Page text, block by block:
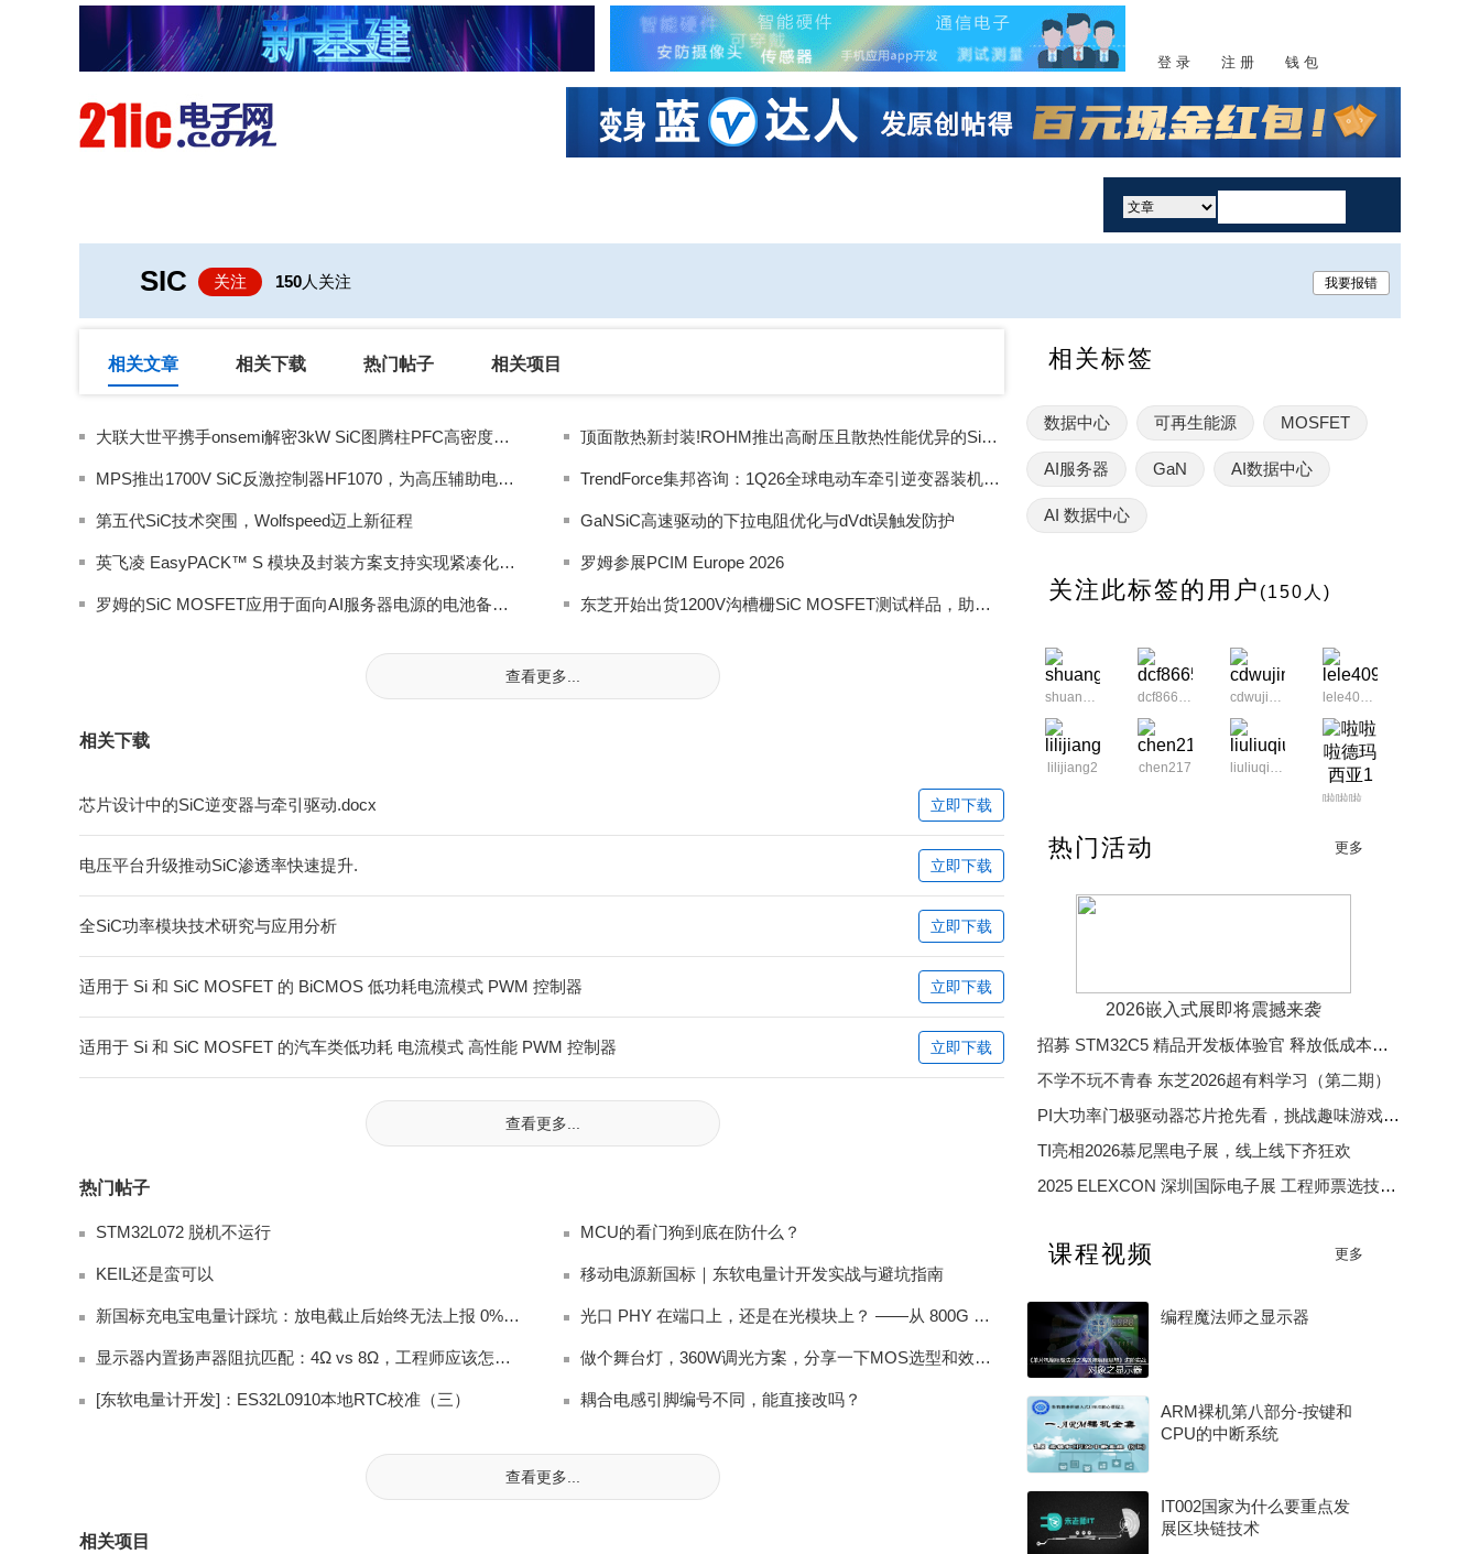
登 录 注 册 钱 包
SIC 关注 150人关注 我要报错
相关文章 相关下载 热门帖子 相关项目
大联大世平携手onsemi解密3kW SiC图腾柱PFC高密度电源设计挑战 顶面散热新封装!ROHM推出高耐压且散热性能优异的SiC MOSFET
MPS推出1700V SiC反激控制器HF1070，为高压辅助电源带来高效新方案 TrendForce集邦咨询：1Q26全球电动车牵引逆变器装机量淡季具韧性，高压化成发展主轴
第五代SiC技术突围，Wolfspeed迈上新征程 GaNSiC高速驱动的下拉电阻优化与dVdt误触发防护
英飞凌 EasyPACK™ S 模块及封装方案支持实现紧凑化设计，适用于高功率密度应用 罗姆参展PCIM Europe 2026
罗姆的SiC MOSFET应用于面向AI服务器电源的电池备份单元 东芝开始出货1200V沟槽栅SiC MOSFET测试样品，助力提升下一代AI数据中心效率
查看更多...
相关下载
芯片设计中的SiC逆变器与牵引驱动.docx 立即下载
电压平台升级推动SiC渗透率快速提升. 立即下载
全SiC功率模块技术研究与应用分析 立即下载
适用于 Si 和 SiC MOSFET 的 BiCMOS 低功耗电流模式 PWM 控制器 立即下载
适用于 Si 和 SiC MOSFET 的汽车类低功耗 电流模式 高性能 PWM 控制器 立即下载
查看更多...
热门帖子
STM32L072 脱机不运行 MCU的看门狗到底在防什么？
KEIL还是蛮可以 移动电源新国标｜东软电量计开发实战与避坑指南
新国标充电宝电量计踩坑：放电截止后始终无法上报 0% 电量完整排查 光口 PHY 在端口上，还是在光模块上？ ——从 800G 架构讲起
显示器内置扬声器阻抗匹配：4Ω vs 8Ω，工程师应该怎么选？ 做个舞台灯，360W调光方案，分享一下MOS选型和效率优化
[东软电量计开发]：ES32L0910本地RTC校准（三） 耦合电感引脚编号不同，能直接改吗？
查看更多...
相关项目
相关标签
数据中心 可再生能源 MOSFET
AI服务器 GaN AI数据中心
AI 数据中心
关注此标签的用户 (150人)
lilijiang2 chen217
徐俊成123 徐俊成123
hyrzwwy hyrzwwy
热门活动 更多
2026嵌入式展即将震撼来袭
招募 STM32C5 精品开发板体验官 释放低成本、低功耗、高效率开发魅力
不学不玩不青春 东芝2026超有料学习（第二期）
PI大功率门极驱动器芯片抢先看，挑战趣味游戏赢精美好礼
TI亮相2026慕尼黑电子展，线上线下齐狂欢
2025 ELEXCON 深圳国际电子展 工程师票选技术大奖
2025 年度电子产业卓越奖
课程视频 更多
编程魔法师之显示器
ARM裸机第八部分-按键和
CPU的中断系统
IT002国家为什么要重点发
展区块链技术